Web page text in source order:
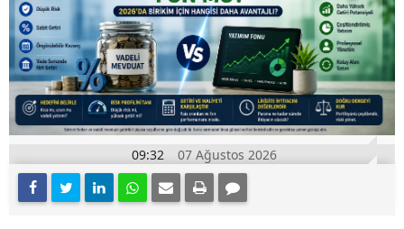
09:32 07 Ağustos 2026